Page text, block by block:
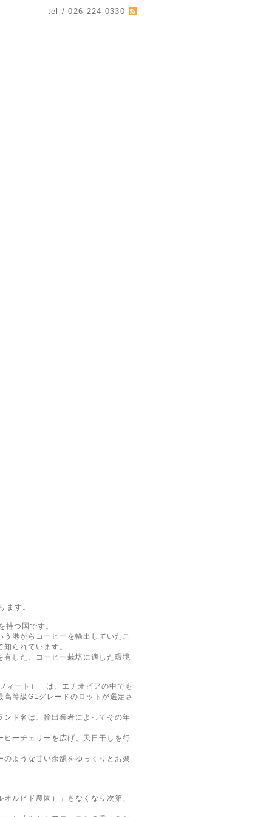
tel / 026-224-0330
ます。
持つ国です。
港からコーヒーを輸出していたこ
られています。
有した、コーヒー栽培に適した環境
ィート）」は、エチオピアの中でも
等級G1グレードのロットが選定さ
ド名は、輸出業者によってその年
ーチェリーを広げ、天日干しを行
ような甘い余韻をゆっくりとお楽
ルビド農園）」もなくなり次第、